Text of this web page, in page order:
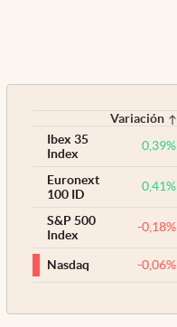
Variación
Ibex 35
Index
0,39%
Euronext
100 ID
0,41%
S&P 500
Index
-0,18%
Nasdaq -0,06%